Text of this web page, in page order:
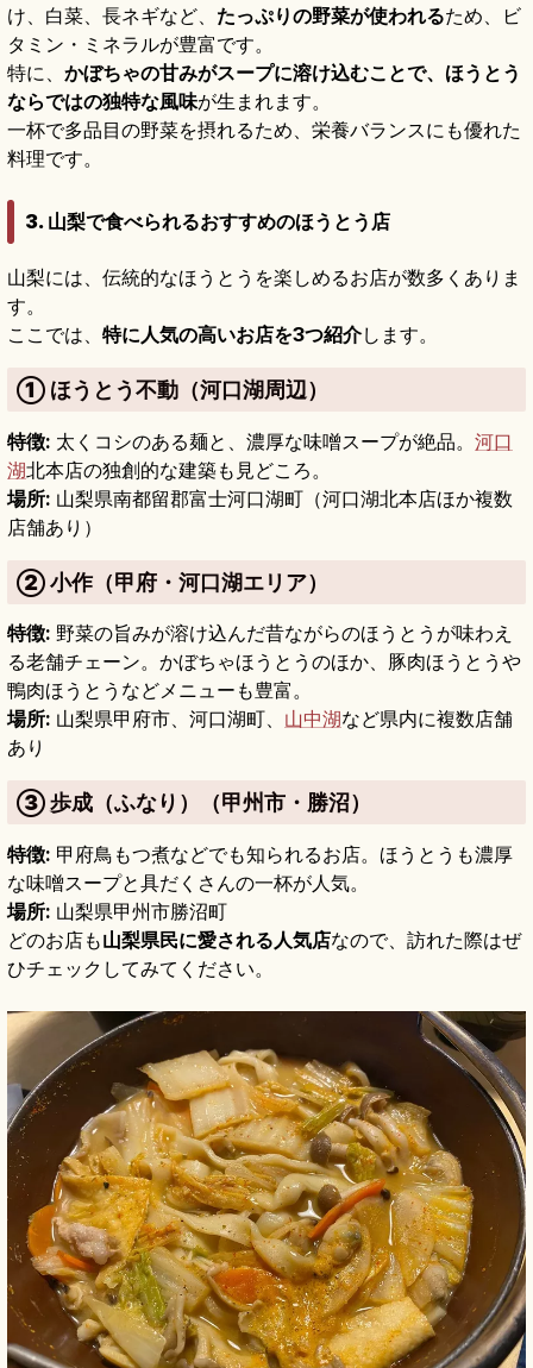
け、白菜、長ネギなど、 たっぷりの野菜が使われるため、ビ
タミン・ミネラルが豊富です。
特に、 かぼちゃの甘みがスープに溶け込むことで、ほうとう
ならではの独特な風味が生まれます。
一杯で多品目の野菜を摂れるため、栄養バランスにも優れた
料理です。
3. 山梨で食べられるおすすめのほうとう店
山梨には、伝統的なほうとうを楽しめるお店が数多くありま
す。
ここでは、 特に人気の高いお店を3つ紹介します。
① ほうとう不動（河口湖周辺）
特徴: 太くコシのある麺と、濃厚な味噌スープが絶品。 河口
湖北本店の独創的な建築も見どころ。
場所: 山梨県南都留郡富士河口湖町（河口湖北本店ほか複数
店舗あり）
② 小作（甲府・河口湖エリア）
特徴: 野菜の旨みが溶け込んだ昔ながらのほうとうが味わえ
る老舗チェーン。かぼちゃほうとうのほか、豚肉ほうとうや
鴨肉ほうとうなどメニューも豊富。
場所: 山梨県甲府市、河口湖町、 山中湖など県内に複数店舗
あり
③ 歩成（ふなり）（甲州市・勝沼）
特徴: 甲府鳥もつ煮などでも知られるお店。ほうとうも濃厚
な味噌スープと具だくさんの一杯が人気。
場所: 山梨県甲州市勝沼町
どのお店も山梨県民に愛される人気店なので、訪れた際はぜ
ひチェックしてみてください。